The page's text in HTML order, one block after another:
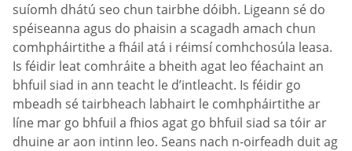
suíomh dhátú seo chun tairbhe dóibh. Ligeann sé do
spéiseanna agus do phaisin a scagadh amach chun
comhpháirtithe a fháil atá i réimsí comhchosúla leasa.
Is féidir leat comhráite a bheith agat leo féachaint an
bhfuil siad in ann teacht le d’intleacht. Is féidir go
mbeadh sé tairbheach labhairt le comhpháirtithe ar
líne mar go bhfuil a fhios agat go bhfuil siad sa tóir ar
dhuine ar aon intinn leo. Seans nach n-oirfeadh duit ag